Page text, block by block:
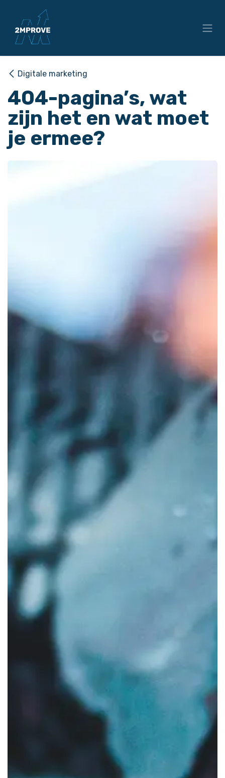
Digitale marketing
404-pagina’s, wat
zijn het en wat moet
je ermee?